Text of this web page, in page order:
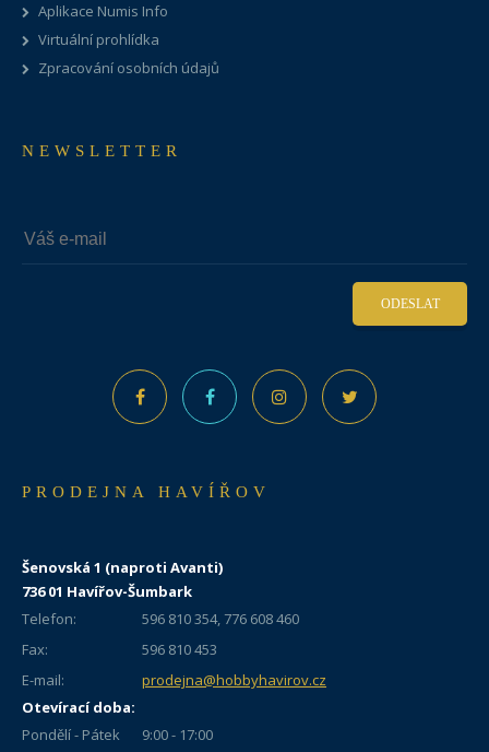
Aplikace Numis Info
Virtuální prohlídka
Zpracování osobních údajů
NEWSLETTER
ODESLAT
PRODEJNA HAVÍŘOV
Šenovská 1 (naproti Avanti)
736 01 Havířov-Šumbark
Telefon:
596 810 354, 776 608 460
Fax:
596 810 453
E-mail:
prodejna@hobbyhavirov.cz
Otevírací doba:
Pondělí - Pátek
9:00 - 17:00